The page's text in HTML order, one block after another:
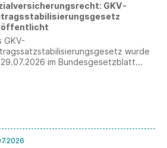
GKV-
GKV-
wurde
29.07.2026 im Bundesgesetzblatt